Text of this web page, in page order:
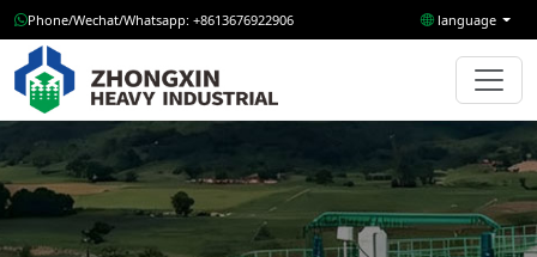
Phone/Wechat/Whatsapp: +8613676922906 language